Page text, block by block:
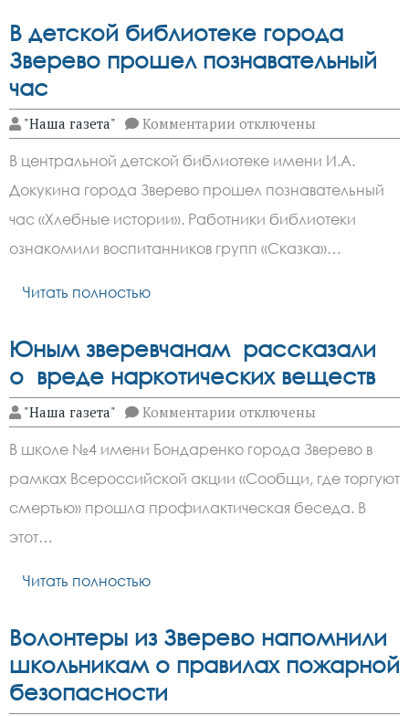
В детской библиотеке города
Зверево прошел познавательный
час
"Наша газета" Комментарии к
записи
детской
библиотеке
города
Зверево
прошел
познавательный
отключены
В центральной детской библиотеке имени И.А.
Докукина города Зверево прошел познавательный
час «Хлебные истории». Работники библиотеки
ознакомили воспитанников групп «Сказка»…
Читать полностью
Юным зверевчанам рассказали
о вреде наркотических веществ
"Наша газета" Комментарии к
записи
зверевчанам
рассказали
о
вреде
наркотических
отключены
В школе №4 имени Бондаренко города Зверево в
рамках Всероссийской акции «Сообщи, где торгуют
смертью» прошла профилактическая беседа. В
этот…
Читать полностью
Волонтеры из Зверево напомнили
школьникам о правилах пожарной
безопасности